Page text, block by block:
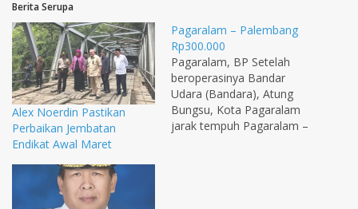
Berita Serupa
Alex Noerdin Pastikan
Perbaikan Jembatan
Endikat Awal Maret
Pagaralam – Palembang
Rp300.000
Pagaralam, BP Setelah
beroperasinya Bandar
Udara (Bandara), Atung
Bungsu, Kota Pagaralam
jarak tempuh Pagaralam –